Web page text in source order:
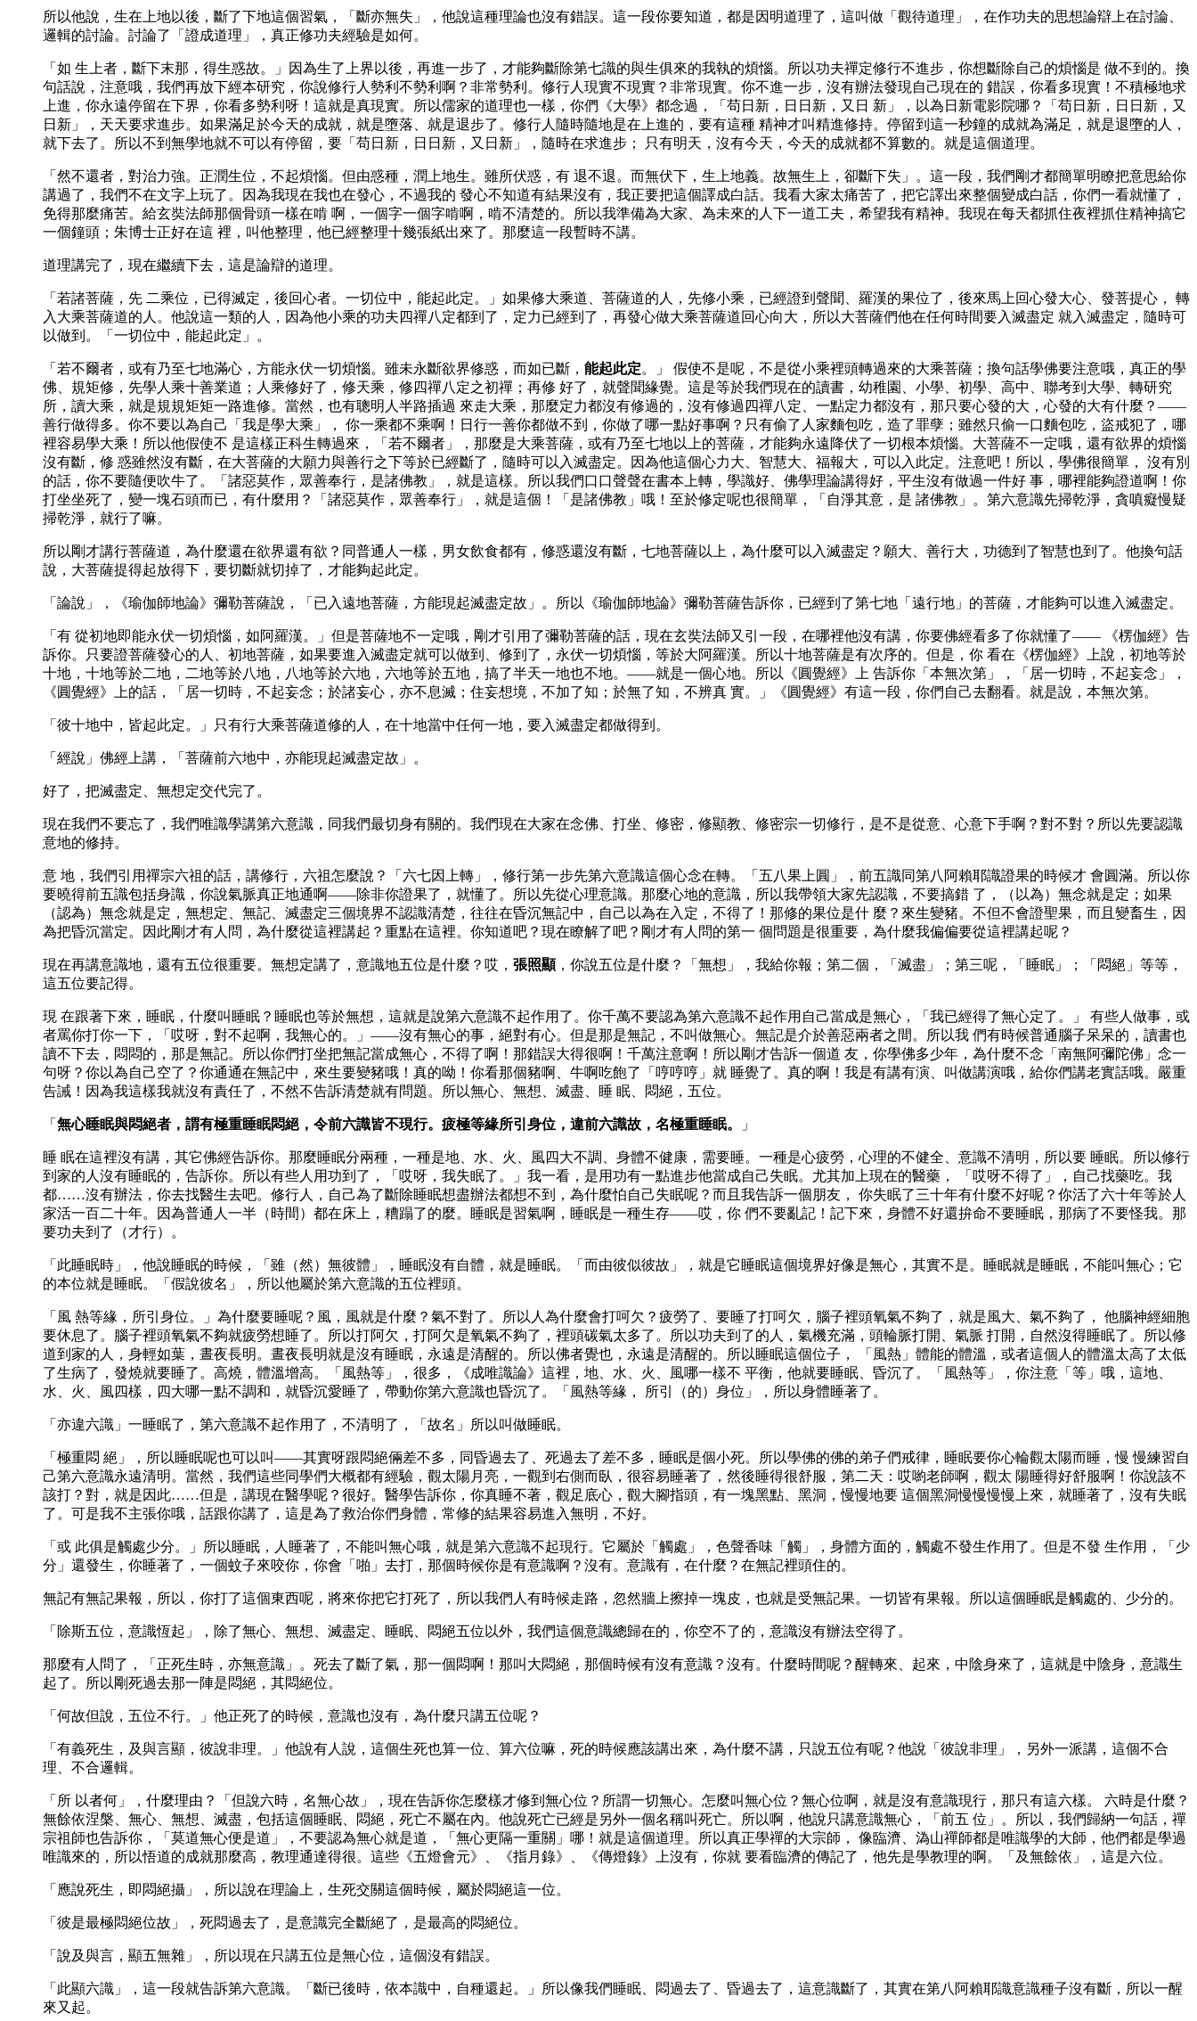
所以他說，生在上地以後，斷了下地這個習氣，「斷亦無失」，他說這種理論也沒有錯誤。這一段你要知道，都是因明道理了，這叫做「觀待道理」，在作功夫的思想論辯上在討論、
邏輯的討論。討論了「證成道理」，真正修功夫經驗是如何。
「如 生上者，斷下末那，得生惑故。」因為生了上界以後，再進一步了，才能夠斷除第七識的與生俱來的我執的煩惱。所以功夫禪定修行不進步，你想斷除自己的煩惱是 做不到的。換
句話說，注意哦，我們再放下經本研究，你說修行人勢利不勢利啊？非常勢利。修行人現實不現實？非常現實。你不進一步，沒有辦法發現自己現在的 錯誤，你看多現實！不積極地求
上進，你永遠停留在下界，你看多勢利呀！這就是真現實。所以儒家的道理也一樣，你們《大學》都念過，「苟日新，日日新，又日 新」，以為日新電影院哪？「苟日新，日日新，又
日新」，天天要求進步。如果滿足於今天的成就，就是墮落、就是退步了。修行人隨時隨地是在上進的，要有這種 精神才叫精進修持。停留到這一秒鐘的成就為滿足，就是退墮的人，
就下去了。所以不到無學地就不可以有停留，要「苟日新，日日新，又日新」，隨時在求進步； 只有明天，沒有今天，今天的成就都不算數的。就是這個道理。
「然不還者，對治力強。正潤生位，不起煩惱。但由惑種，潤上地生。雖所伏惑，有 退不退。而無伏下，生上地義。故無生上，卻斷下失」。這一段，我們剛才都簡單明瞭把意思給你
講過了，我們不在文字上玩了。因為我現在我也在發心，不過我的 發心不知道有結果沒有，我正要把這個譯成白話。我看大家太痛苦了，把它譯出來整個變成白話，你們一看就懂了，
免得那麼痛苦。給玄奘法師那個骨頭一樣在啃 啊，一個字一個字啃啊，啃不清楚的。所以我準備為大家、為未來的人下一道工夫，希望我有精神。我現在每天都抓住夜裡抓住精神搞它
一個鐘頭；朱博士正好在這 裡，叫他整理，他已經整理十幾張紙出來了。那麼這一段暫時不講。
道理講完了，現在繼續下去，這是論辯的道理。
「若諸菩薩，先 二乘位，已得滅定，後回心者。一切位中，能起此定。」如果修大乘道、菩薩道的人，先修小乘，已經證到聲聞、羅漢的果位了，後來馬上回心發大心、發菩提心， 轉
入大乘菩薩道的人。他說這一類的人，因為他小乘的功夫四禪八定都到了，定力已經到了，再發心做大乘菩薩道回心向大，所以大菩薩們他在任何時間要入滅盡定 就入滅盡定，隨時可
以做到。「一切位中，能起此定」。
「若不爾者，或有乃至七地滿心，方能永伏一切煩惱。雖未永斷欲界修惑，而如已斷， 能起此定。」 假使不是呢，不是從小乘裡頭轉過來的大乘菩薩；換句話學佛要注意哦，真正的學
佛、規矩修，先學人乘十善業道；人乘修好了，修天乘，修四禪八定之初禪；再修 好了，就聲聞緣覺。這是等於我們現在的讀書，幼稚園、小學、初學、高中、聯考到大學、轉研究
所，讀大乘，就是規規矩矩一路進修。當然，也有聰明人半路插過 來走大乘，那麼定力都沒有修過的，沒有修過四禪八定、一點定力都沒有，那只要心發的大，心發的大有什麼？——
善行做得多。你不要以為自己「我是學大乘」， 你一乘都不乘啊！日行一善你都做不到，你做了哪一點好事啊？只有偷了人家麵包吃，造了罪孽；雖然只偷一口麵包吃，盜戒犯了，哪
裡容易學大乘！所以他假使不 是這樣正科生轉過來，「若不爾者」，那麼是大乘菩薩，或有乃至七地以上的菩薩，才能夠永遠降伏了一切根本煩惱。大菩薩不一定哦，還有欲界的煩惱
沒有斷，修 惑雖然沒有斷，在大菩薩的大願力與善行之下等於已經斷了，隨時可以入滅盡定。因為他這個心力大、智慧大、福報大，可以入此定。注意吧！所以，學佛很簡單， 沒有別
的話，你不要隨便吹牛了。「諸惡莫作，眾善奉行，是諸佛教」，就是這樣。所以我們口口聲聲在書本上轉，學識好、佛學理論講得好，平生沒有做過一件好 事，哪裡能夠證道啊！你
打坐坐死了，變一塊石頭而已，有什麼用？「諸惡莫作，眾善奉行」，就是這個！「是諸佛教」哦！至於修定呢也很簡單，「自淨其意，是 諸佛教」。第六意識先掃乾淨，貪嗔癡慢疑
掃乾淨，就行了嘛。
所以剛才講行菩薩道，為什麼還在欲界還有欲？同普通人一樣，男女飲食都有，修惑還沒有斷，七地菩薩以上，為什麼可以入滅盡定？願大、善行大，功德到了智慧也到了。他換句話
說，大菩薩提得起放得下，要切斷就切掉了，才能夠起此定。
「論說」，《瑜伽師地論》彌勒菩薩說，「已入遠地菩薩，方能現起滅盡定故」。所以《瑜伽師地論》彌勒菩薩告訴你，已經到了第七地「遠行地」的菩薩，才能夠可以進入滅盡定。
「有 從初地即能永伏一切煩惱，如阿羅漢。」但是菩薩地不一定哦，剛才引用了彌勒菩薩的話，現在玄奘法師又引一段，在哪裡他沒有講，你要佛經看多了你就懂了—— 《楞伽經》告
訴你。只要證菩薩發心的人、初地菩薩，如果要進入滅盡定就可以做到、修到了，永伏一切煩惱，等於大阿羅漢。所以十地菩薩是有次序的。但是，你 看在《楞伽經》上說，初地等於
十地，十地等於二地，二地等於八地，八地等於六地，六地等於五地，搞了半天一地也不地。——就是一個心地。所以《圓覺經》上 告訴你「本無次第」，「居一切時，不起妄念」，
《圓覺經》上的話，「居一切時，不起妄念；於諸妄心，亦不息滅；住妄想境，不加了知；於無了知，不辨真 實。」《圓覺經》有這一段，你們自己去翻看。就是說，本無次第。
「彼十地中，皆起此定。」只有行大乘菩薩道修的人，在十地當中任何一地，要入滅盡定都做得到。
「經說」佛經上講，「菩薩前六地中，亦能現起滅盡定故」。
好了，把滅盡定、無想定交代完了。
現在我們不要忘了，我們唯識學講第六意識，同我們最切身有關的。我們現在大家在念佛、打坐、修密，修顯教、修密宗一切修行，是不是從意、心意下手啊？對不對？所以先要認識
意地的修持。
意 地，我們引用禪宗六祖的話，講修行，六祖怎麼說？「六七因上轉」，修行第一步先第六意識這個心念在轉。「五八果上圓」，前五識同第八阿賴耶識證果的時候才 會圓滿。所以你
要曉得前五識包括身識，你說氣脈真正地通啊——除非你證果了，就懂了。所以先從心理意識。那麼心地的意識，所以我帶領大家先認識，不要搞錯 了，（以為）無念就是定；如果
（認為）無念就是定，無想定、無記、滅盡定三個境界不認識清楚，往往在昏沉無記中，自己以為在入定，不得了！那修的果位是什 麼？來生變豬。不但不會證聖果，而且變畜生，因
為把昏沉當定。因此剛才有人問，為什麼從這裡講起？重點在這裡。你知道吧？現在瞭解了吧？剛才有人問的第一 個問題是很重要，為什麼我偏偏要從這裡講起呢？
現在再講意識地，還有五位很重要。無想定講了，意識地五位是什麼？哎， 張照顯，你說五位是什麼？「無想」，我給你報；第二個，「滅盡」；第三呢，「睡眠」；「悶絕」等等，
這五位要記得。
現 在跟著下來，睡眠，什麼叫睡眠？睡眠也等於無想，這就是說第六意識不起作用了。你千萬不要認為第六意識不起作用自己當成是無心，「我已經得了無心定了。」 有些人做事，或
者罵你打你一下，「哎呀，對不起啊，我無心的。」——沒有無心的事，絕對有心。但是那是無記，不叫做無心。無記是介於善惡兩者之間。所以我 們有時候普通腦子呆呆的，讀書也
讀不下去，悶悶的，那是無記。所以你們打坐把無記當成無心，不得了啊！那錯誤大得很啊！千萬注意啊！所以剛才告訴一個道 友，你學佛多少年，為什麼不念「南無阿彌陀佛」念一
句呀？你以為自己空了？你通通在無記中，來生要變豬哦！真的呦！你看那個豬啊、牛啊吃飽了「哼哼哼」就 睡覺了。真的啊！我是有講有演、叫做講演哦，給你們講老實話哦。嚴重
告誡！因為我這樣我就沒有責任了，不然不告訴清楚就有問題。所以無心、無想、滅盡、睡 眠、悶絕，五位。
「 無心睡眠與悶絕者，謂有極重睡眠悶絕，令前六識皆不現行。疲極等緣所引身位，違前六識故，名極重睡眠。 」
睡 眠在這裡沒有講，其它佛經告訴你。那麼睡眠分兩種，一種是地、水、火、風四大不調、身體不健康，需要睡。一種是心疲勞，心理的不健全、意識不清明，所以要 睡眠。所以修行
到家的人沒有睡眠的，告訴你。所以有些人用功到了，「哎呀，我失眠了。」我一看，是用功有一點進步他當成自己失眠。尤其加上現在的醫藥， 「哎呀不得了」，自己找藥吃。我
都……沒有辦法，你去找醫生去吧。修行人，自己為了斷除睡眠想盡辦法都想不到，為什麼怕自己失眠呢？而且我告訴一個朋友， 你失眠了三十年有什麼不好呢？你活了六十年等於人
家活一百二十年。因為普通人一半（時間）都在床上，糟蹋了的麼。睡眠是習氣啊，睡眠是一種生存——哎，你 們不要亂記！記下來，身體不好還拚命不要睡眠，那病了不要怪我。那
要功夫到了（才行）。
「此睡眠時」，他說睡眠的時候，「雖（然）無彼體」，睡眠沒有自體，就是睡眠。「而由彼似彼故」，就是它睡眠這個境界好像是無心，其實不是。睡眠就是睡眠，不能叫無心；它
的本位就是睡眠。「假說彼名」，所以他屬於第六意識的五位裡頭。
「風 熱等緣，所引身位。」為什麼要睡呢？風，風就是什麼？氣不對了。所以人為什麼會打呵欠？疲勞了、要睡了打呵欠，腦子裡頭氧氣不夠了，就是風大、氣不夠了， 他腦神經細胞
要休息了。腦子裡頭氧氣不夠就疲勞想睡了。所以打阿欠，打阿欠是氧氣不夠了，裡頭碳氣太多了。所以功夫到了的人，氣機充滿，頭輪脈打開、氣脈 打開，自然沒得睡眠了。所以修
道到家的人，身輕如葉，晝夜長明。晝夜長明就是沒有睡眠，永遠是清醒的。所以佛者覺也，永遠是清醒的。所以睡眠這個位子， 「風熱」體能的體溫，或者這個人的體溫太高了太低
了生病了，發燒就要睡了。高燒，體溫增高。「風熱等」，很多，《成唯識論》這裡，地、水、火、風哪一樣不 平衡，他就要睡眠、昏沉了。「風熱等」，你注意「等」哦，這地、
水、火、風四樣，四大哪一點不調和，就昏沉愛睡了，帶動你第六意識也昏沉了。「風熱等緣， 所引（的）身位」，所以身體睡著了。
「亦違六識」一睡眠了，第六意識不起作用了，不清明了，「故名」所以叫做睡眠。
「極重悶 絕」，所以睡眠呢也可以叫——其實呀跟悶絕倆差不多，同昏過去了、死過去了差不多，睡眠是個小死。所以學佛的佛的弟子們戒律，睡眠要你心輪觀太陽而睡，慢 慢練習自
己第六意識永遠清明。當然，我們這些同學們大概都有經驗，觀太陽月亮，一觀到右側而臥，很容易睡著了，然後睡得很舒服，第二天：哎喲老師啊，觀太 陽睡得好舒服啊！你說該不
該打？對，就是因此……但是，講現在醫學呢？很好。醫學告訴你，你真睡不著，觀足底心，觀大腳指頭，有一塊黑點、黑洞，慢慢地要 這個黑洞慢慢慢慢上來，就睡著了，沒有失眠
了。可是我不主張你哦，話跟你講了，這是為了救治你們身體，常修的結果容易進入無明，不好。
「或 此俱是觸處少分。」所以睡眠，人睡著了，不能叫無心哦，就是第六意識不起現行。它屬於「觸處」，色聲香味「觸」，身體方面的，觸處不發生作用了。但是不發 生作用，「少
分」還發生，你睡著了，一個蚊子來咬你，你會「啪」去打，那個時候你是有意識啊？沒有。意識有，在什麼？在無記裡頭住的。
無記有無記果報，所以，你打了這個東西呢，將來你把它打死了，所以我們人有時候走路，忽然牆上擦掉一塊皮，也就是受無記果。一切皆有果報。所以這個睡眠是觸處的、少分的。
「除斯五位，意識恆起」，除了無心、無想、滅盡定、睡眠、悶絕五位以外，我們這個意識總歸在的，你空不了的，意識沒有辦法空得了。
那麼有人問了，「正死生時，亦無意識」。死去了斷了氣，那一個悶啊！那叫大悶絕，那個時候有沒有意識？沒有。什麼時間呢？醒轉來、起來，中陰身來了，這就是中陰身，意識生
起了。所以剛死過去那一陣是悶絕，其悶絕位。
「何故但說，五位不行。」他正死了的時候，意識也沒有，為什麼只講五位呢？
「有義死生，及與言顯，彼說非理。」他說有人說，這個生死也算一位、算六位嘛，死的時候應該講出來，為什麼不講，只說五位有呢？他說「彼說非理」，另外一派講，這個不合
理、不合邏輯。
「所 以者何」，什麼理由？「但說六時，名無心故」，現在告訴你怎麼樣才修到無心位？所謂一切無心。怎麼叫無心位？無心位啊，就是沒有意識現行，那只有這六樣。 六時是什麼？
無餘依涅槃、無心、無想、滅盡，包括這個睡眠、悶絕，死亡不屬在內。他說死亡已經是另外一個名稱叫死亡。所以啊，他說只講意識無心，「前五 位」。所以，我們歸納一句話，禪
宗祖師也告訴你，「莫道無心便是道」，不要認為無心就是道，「無心更隔一重關」哪！就是這個道理。所以真正學禪的大宗師， 像臨濟、溈山禪師都是唯識學的大師，他們都是學過
唯識來的，所以悟道的成就那麼高，教理通達得很。這些《五燈會元》、《指月錄》、《傳燈錄》上沒有，你就 要看臨濟的傳記了，他先是學教理的啊。「及無餘依」，這是六位。
「應說死生，即悶絕攝」，所以說在理論上，生死交關這個時候，屬於悶絕這一位。
「彼是最極悶絕位故」，死悶過去了，是意識完全斷絕了，是最高的悶絕位。
「說及與言，顯五無雜」，所以現在只講五位是無心位，這個沒有錯誤。
「此顯六識」，這一段就告訴第六意識。「斷已後時，依本識中，自種還起。」所以像我們睡眠、悶過去了、昏過去了，這意識斷了，其實在第八阿賴耶識意識種子沒有斷，所以一醒
來又起。